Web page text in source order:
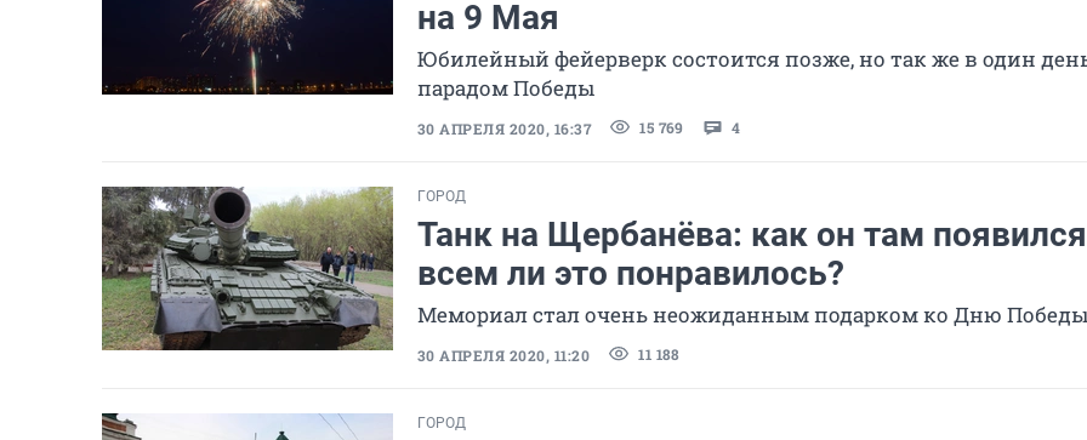
на 9 Мая
Юбилейный фейерверк состоится позже, но так же в один
парадом Победы
30 АПРЕЛЯ 2020, 16:37 15 769 4
ГОРОД
Танк на Щербанёва: как он там
всем ли это понравилось?
Мемориал стал очень неожиданным подарком ко Дню Победы
30 АПРЕЛЯ 2020, 11:20 11 188
ГОРОД